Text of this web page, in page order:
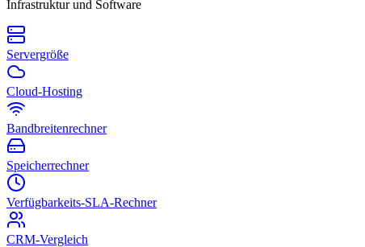
Infrastruktur und Software
Servergröße
Cloud-Hosting
Bandbreitenrechner
Speicherrechner
Verfügbarkeits-SLA-Rechner
CRM-Vergleich